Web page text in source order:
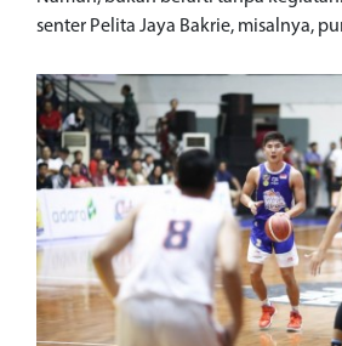
senter Pelita Jaya Bakrie, misalnya,